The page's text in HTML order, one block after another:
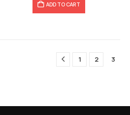
ADD TO CART
1 2 3